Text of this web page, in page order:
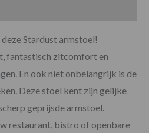
Stardust armstoel!
fantastisch zitcomfort en
En ook niet onbelangrijk is de
Deze stoel kent zijn gelijke
geprijsde armstoel.
restaurant, bistro of openbare